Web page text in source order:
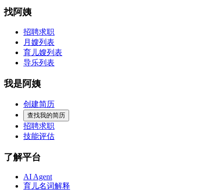
找阿姨
招聘求职
月嫂列表
育儿嫂列表
导乐列表
我是阿姨
创建简历
查找我的简历
招聘求职
技能评估
了解平台
AI Agent
育儿名词解释